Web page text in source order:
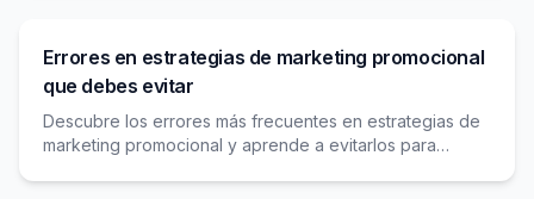
Errores en estrategias de marketing promocional
que debes evitar
Descubre los errores más frecuentes en estrategias de
marketing promocional y aprende a evitarlos para